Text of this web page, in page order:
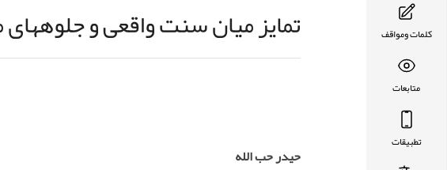
كلمات ومواقف
متابعات
تطبيقات
تمایز میان سنت واقعی و
حیدر حب الله